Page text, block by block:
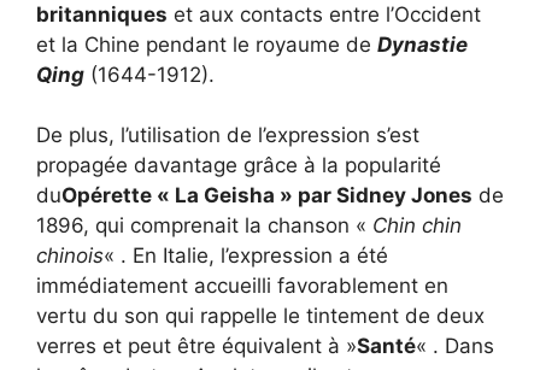
britanniques et aux contacts entre l’Occident
et la Chine pendant le royaume de Dynastie
Qing (1644-1912).
De plus, l’utilisation de l’expression s’est
propagée davantage grâce à la popularité
duOpérette « La Geisha » par Sidney Jones de
1896, qui comprenait la chanson « Chin chin
chinois« . En Italie, l’expression a été
immédiatement accueilli favorablement en
vertu du son qui rappelle le tintement de deux
verres et peut être équivalent à »Santé« . Dans